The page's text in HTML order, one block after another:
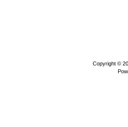
Copyright ©